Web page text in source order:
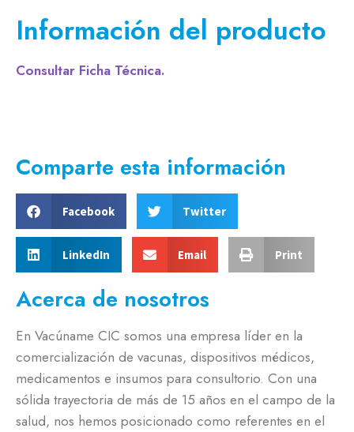
Información del producto
Consultar Ficha Técnica.
Comparte esta información
Facebook Twitter
LinkedIn Email Print
Acerca de nosotros
En Vacúname CIC somos una empresa líder en la
comercialización de vacunas, dispositivos médicos,
medicamentos e insumos para consultorio. Con una
sólida trayectoria de más de 15 años en el campo de la
salud, nos hemos posicionado como referentes en el